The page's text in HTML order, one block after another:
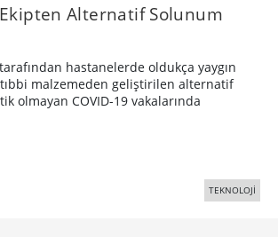
Alternatif Solunum
hastanelerde oldukça yaygın
malzemeden geliştirilen alternatif
olmayan COVID-19 vakalarında
TEKNOLOJİ